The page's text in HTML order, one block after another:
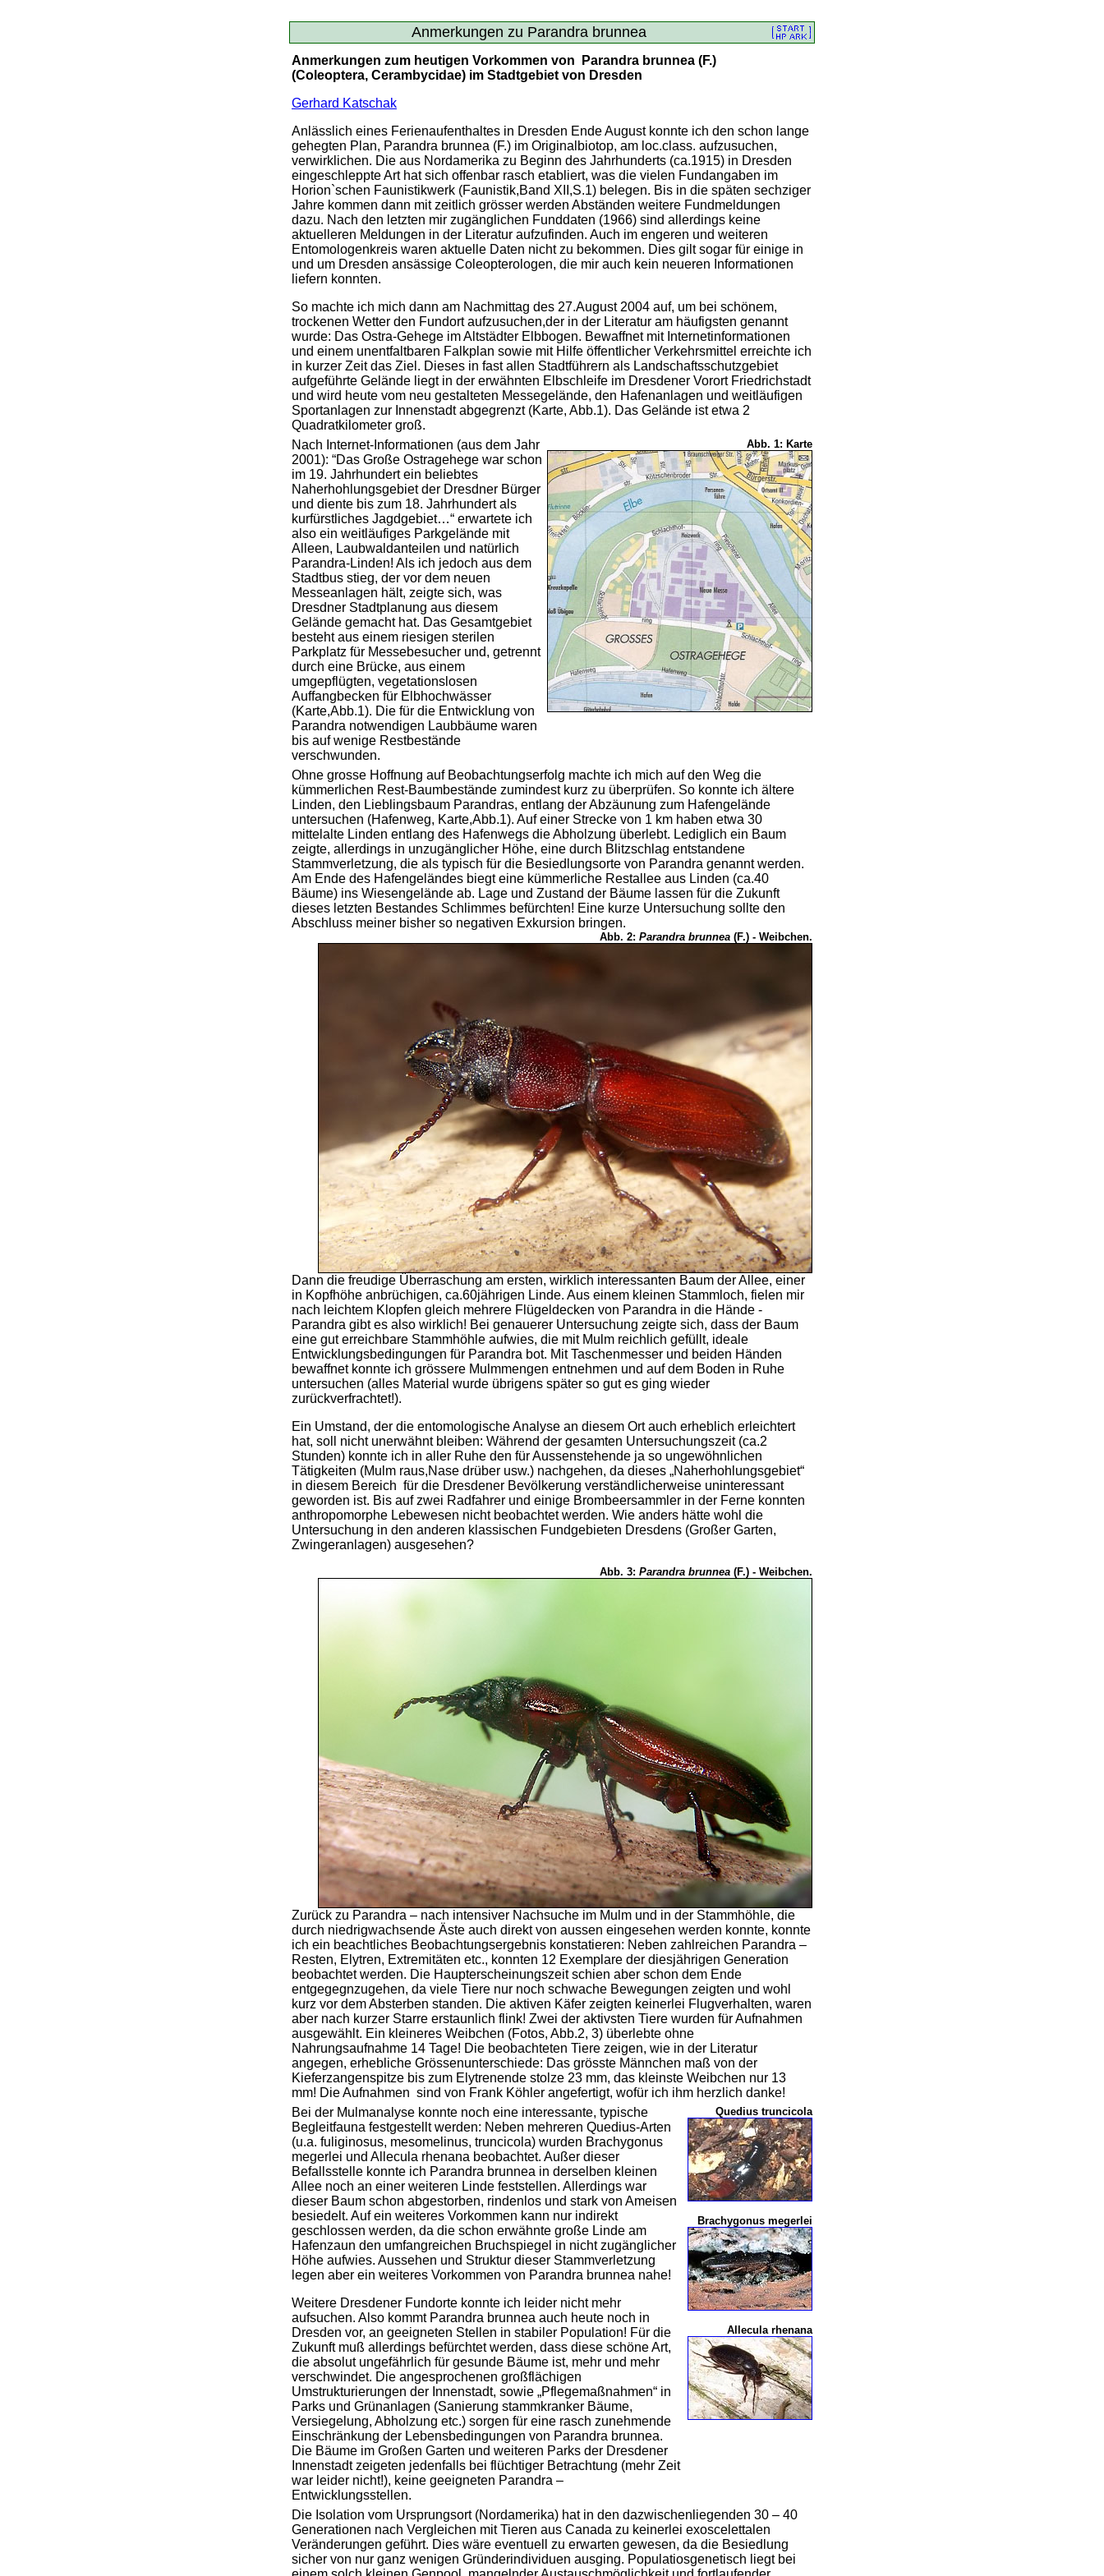
Anmerkungen zu Parandra brunnea
Anmerkungen zum heutigen Vorkommen von Parandra brunnea (F.)
(Coleoptera, Cerambycidae) im Stadtgebiet von Dresden
Gerhard Katschak
Anlässlich eines Ferienaufenthaltes in Dresden Ende August konnte ich den schon lange
gehegten Plan, Parandra brunnea (F.) im Originalbiotop, am loc.class. aufzusuchen,
verwirklichen. Die aus Nordamerika zu Beginn des Jahrhunderts (ca.1915) in Dresden
eingeschleppte Art hat sich offenbar rasch etabliert, was die vielen Fundangaben im
Horion`schen Faunistikwerk (Faunistik,Band XII,S.1) belegen. Bis in die späten sechziger
Jahre kommen dann mit zeitlich grösser werden Abständen weitere Fundmeldungen
dazu. Nach den letzten mir zugänglichen Funddaten (1966) sind allerdings keine
aktuelleren Meldungen in der Literatur aufzufinden. Auch im engeren und weiteren
Entomologenkreis waren aktuelle Daten nicht zu bekommen. Dies gilt sogar für einige in
und um Dresden ansässige Coleopterologen, die mir auch kein neueren Informationen
liefern konnten.
So machte ich mich dann am Nachmittag des 27.August 2004 auf, um bei schönem,
trockenen Wetter den Fundort aufzusuchen,der in der Literatur am häufigsten genannt
wurde: Das Ostra-Gehege im Altstädter Elbbogen. Bewaffnet mit Internetinformationen
und einem unentfaltbaren Falkplan sowie mit Hilfe öffentlicher Verkehrsmittel erreichte ich
in kurzer Zeit das Ziel. Dieses in fast allen Stadtführern als Landschaftsschutzgebiet
aufgeführte Gelände liegt in der erwähnten Elbschleife im Dresdener Vorort Friedrichstadt
und wird heute vom neu gestalteten Messegelände, den Hafenanlagen und weitläufigen
Sportanlagen zur Innenstadt abgegrenzt (Karte, Abb.1). Das Gelände ist etwa 2
Quadratkilometer groß.
Nach Internet-Informationen (aus dem Jahr
2001): “Das Große Ostragehege war schon
im 19. Jahrhundert ein beliebtes
Naherhohlungsgebiet der Dresdner Bürger
und diente bis zum 18. Jahrhundert als
kurfürstliches Jagdgebiet…“ erwartete ich
also ein weitläufiges Parkgelände mit
Alleen, Laubwaldanteilen und natürlich
Parandra-Linden! Als ich jedoch aus dem
Stadtbus stieg, der vor dem neuen
Messeanlagen hält, zeigte sich, was
Dresdner Stadtplanung aus diesem
Gelände gemacht hat. Das Gesamtgebiet
besteht aus einem riesigen sterilen
Parkplatz für Messebesucher und, getrennt
durch eine Brücke, aus einem
umgepflügten, vegetationslosen
Auffangbecken für Elbhochwässer
(Karte,Abb.1). Die für die Entwicklung von
Parandra notwendigen Laubbäume waren
bis auf wenige Restbestände
verschwunden.
Abb. 1: Karte
Ohne grosse Hoffnung auf Beobachtungserfolg machte ich mich auf den Weg die
kümmerlichen Rest-Baumbestände zumindest kurz zu überprüfen. So konnte ich ältere
Linden, den Lieblingsbaum Parandras, entlang der Abzäunung zum Hafengelände
untersuchen (Hafenweg, Karte,Abb.1). Auf einer Strecke von 1 km haben etwa 30
mittelalte Linden entlang des Hafenwegs die Abholzung überlebt. Lediglich ein Baum
zeigte, allerdings in unzugänglicher Höhe, eine durch Blitzschlag entstandene
Stammverletzung, die als typisch für die Besiedlungsorte von Parandra genannt werden.
Am Ende des Hafengeländes biegt eine kümmerliche Restallee aus Linden (ca.40
Bäume) ins Wiesengelände ab. Lage und Zustand der Bäume lassen für die Zukunft
dieses letzten Bestandes Schlimmes befürchten! Eine kurze Untersuchung sollte den
Abschluss meiner bisher so negativen Exkursion bringen.
Abb. 2: Parandra brunnea (F.) - Weibchen.
Dann die freudige Überraschung am ersten, wirklich interessanten Baum der Allee, einer
in Kopfhöhe anbrüchigen, ca.60jährigen Linde. Aus einem kleinen Stammloch, fielen mir
nach leichtem Klopfen gleich mehrere Flügeldecken von Parandra in die Hände -
Parandra gibt es also wirklich! Bei genauerer Untersuchung zeigte sich, dass der Baum
eine gut erreichbare Stammhöhle aufwies, die mit Mulm reichlich gefüllt, ideale
Entwicklungsbedingungen für Parandra bot. Mit Taschenmesser und beiden Händen
bewaffnet konnte ich grössere Mulmmengen entnehmen und auf dem Boden in Ruhe
untersuchen (alles Material wurde übrigens später so gut es ging wieder
zurückverfrachtet!).
Ein Umstand, der die entomologische Analyse an diesem Ort auch erheblich erleichtert
hat, soll nicht unerwähnt bleiben: Während der gesamten Untersuchungszeit (ca.2
Stunden) konnte ich in aller Ruhe den für Aussenstehende ja so ungewöhnlichen
Tätigkeiten (Mulm raus,Nase drüber usw.) nachgehen, da dieses „Naherhohlungsgebiet“
in diesem Bereich für die Dresdener Bevölkerung verständlicherweise uninteressant
geworden ist. Bis auf zwei Radfahrer und einige Brombeersammler in der Ferne konnten
anthropomorphe Lebewesen nicht beobachtet werden. Wie anders hätte wohl die
Untersuchung in den anderen klassischen Fundgebieten Dresdens (Großer Garten,
Zwingeranlagen) ausgesehen?
Abb. 3: Parandra brunnea (F.) - Weibchen.
Zurück zu Parandra – nach intensiver Nachsuche im Mulm und in der Stammhöhle, die
durch niedrigwachsende Äste auch direkt von aussen eingesehen werden konnte, konnte
ich ein beachtliches Beobachtungsergebnis konstatieren: Neben zahlreichen Parandra –
Resten, Elytren, Extremitäten etc., konnten 12 Exemplare der diesjährigen Generation
beobachtet werden. Die Haupterscheinungszeit schien aber schon dem Ende
entgegegnzugehen, da viele Tiere nur noch schwache Bewegungen zeigten und wohl
kurz vor dem Absterben standen. Die aktiven Käfer zeigten keinerlei Flugverhalten, waren
aber nach kurzer Starre erstaunlich flink! Zwei der aktivsten Tiere wurden für Aufnahmen
ausgewählt. Ein kleineres Weibchen (Fotos, Abb.2, 3) überlebte ohne
Nahrungsaufnahme 14 Tage! Die beobachteten Tiere zeigen, wie in der Literatur
angegen, erhebliche Grössenunterschiede: Das grösste Männchen maß von der
Kieferzangenspitze bis zum Elytrenende stolze 23 mm, das kleinste Weibchen nur 13
mm! Die Aufnahmen sind von Frank Köhler angefertigt, wofür ich ihm herzlich danke!
Bei der Mulmanalyse konnte noch eine interessante, typische
Begleitfauna festgestellt werden: Neben mehreren Quedius-Arten
(u.a. fuliginosus, mesomelinus, truncicola) wurden Brachygonus
megerlei und Allecula rhenana beobachtet. Außer dieser
Befallsstelle konnte ich Parandra brunnea in derselben kleinen
Allee noch an einer weiteren Linde feststellen. Allerdings war
dieser Baum schon abgestorben, rindenlos und stark von Ameisen
besiedelt. Auf ein weiteres Vorkommen kann nur indirekt
geschlossen werden, da die schon erwähnte große Linde am
Hafenzaun den umfangreichen Bruchspiegel in nicht zugänglicher
Höhe aufwies. Aussehen und Struktur dieser Stammverletzung
legen aber ein weiteres Vorkommen von Parandra brunnea nahe!
Weitere Dresdener Fundorte konnte ich leider nicht mehr
aufsuchen. Also kommt Parandra brunnea auch heute noch in
Dresden vor, an geeigneten Stellen in stabiler Population! Für die
Zukunft muß allerdings befürchtet werden, dass diese schöne Art,
die absolut ungefährlich für gesunde Bäume ist, mehr und mehr
verschwindet. Die angesprochenen großflächigen
Umstrukturierungen der Innenstadt, sowie „Pflegemaßnahmen“ in
Parks und Grünanlagen (Sanierung stammkranker Bäume,
Versiegelung, Abholzung etc.) sorgen für eine rasch zunehmende
Einschränkung der Lebensbedingungen von Parandra brunnea.
Die Bäume im Großen Garten und weiteren Parks der Dresdener
Innenstadt zeigeten jedenfalls bei flüchtiger Betrachtung (mehr Zeit
war leider nicht!), keine geeigneten Parandra –
Entwicklungsstellen.
Quedius truncicola
Brachygonus megerlei
Allecula rhenana
Die Isolation vom Ursprungsort (Nordamerika) hat in den dazwischenliegenden 30 – 40
Generationen nach Vergleichen mit Tieren aus Canada zu keinerlei exoscelettalen
Veränderungen geführt. Dies wäre eventuell zu erwarten gewesen, da die Besiedlung
sicher von nur ganz wenigen Gründerindividuen ausging. Populatiosgenetisch liegt bei